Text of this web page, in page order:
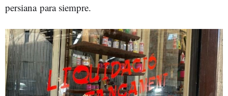
persiana para siempre.